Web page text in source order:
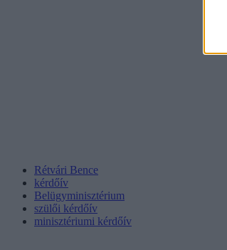
Rétvári Bence
kérdőív
Belügyminisztérium
szülői kérdőív
minisztériumi kérdőív